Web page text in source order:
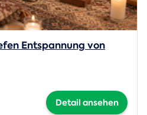
Entspannung von
Detail ansehen